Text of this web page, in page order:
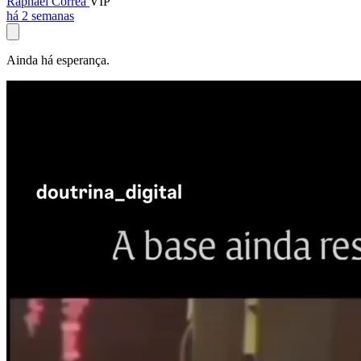
há 2 semanas
Ainda há esperança.